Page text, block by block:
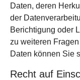
Daten, deren
der
Berichtigung oder
zu weiteren
Daten können Sie
Recht auf